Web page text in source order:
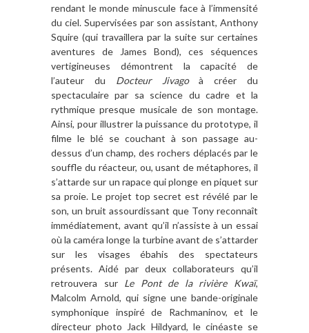
rendant le monde minuscule faceà l’immensité
du ciel. Supervisées par son assistant, Anthony
Squire (qui travaillera par la suite sur certaines
aventures de James Bond), ces séquences
vertigineuses démontrent la capacité de
l’auteur du Docteur Jivagoàcréer du
spectaculaire par sa science du cadre et la
rythmique presque musicale de son montage.
Ainsi, pour illustrer la puissance du prototype, il
filme le blé se couchant à son passage au-
dessus d’un champ, des rochers déplacés par le
souffle du réacteur, ou, usant de métaphores, il
s’attarde sur un rapace qui plonge en piquet sur
sa proie. Le projet top secret est révélé par le
son, un bruit assourdissant que Tony reconnaît
immédiatement, avant qu’il n’assisteàun essai
où la caméra longe la turbine avant de s’attarder
sur les visages ébahis des spectateurs
présents. Aidé par deux collaborateurs qu’il
retrouvera sur Le Pont de la rivière Kwaï,
Malcolm Arnold, qui signe une bande-originale
symphonique inspiré de Rachmaninov, et le
directeur photo Jack Hildyard, le cinéastese